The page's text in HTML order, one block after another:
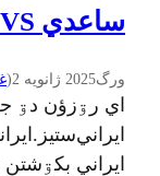
ساعدي VS ساواکي
ورگ2025 ژانویه 2 (
اي رۊزؤن دۊ
ایراني